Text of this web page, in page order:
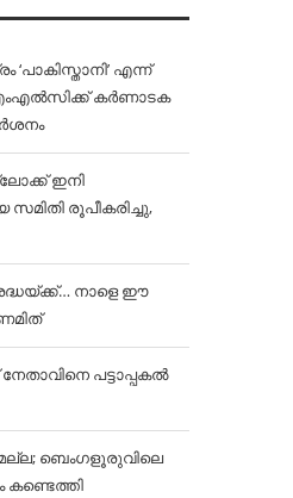
എന്ന്
എംഎല്‍സിക്ക് കര്‍ണാടക
ഇനി
രൂപീകരിച്ചു,
നാളെ ഈ
പട്ടാപ്പകല്‍
ബെംഗളൂരുവിലെ
കണ്ടെത്തി